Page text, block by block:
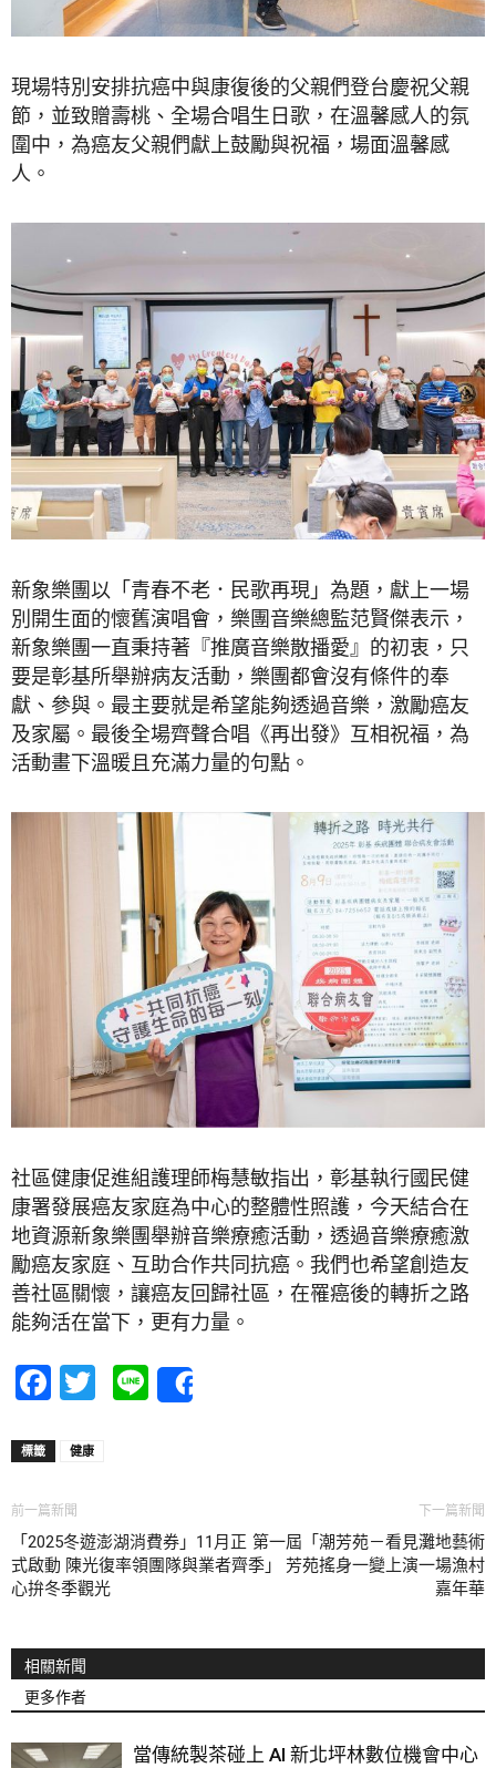
現場特別安排抗癌中與康復後的父親們登台慶祝父親
節，並致贈壽桃、全場合唱生日歌，在溫馨感人的氛
圍中，為癌友父親們獻上鼓勵與祝福，場面溫馨感
人。
新象樂團以「青春不老．民歌再現」為題，獻上一場
別開生面的懷舊演唱會，樂團音樂總監范賢傑表示，
新象樂團一直秉持著『推廣音樂散播愛』的初衷，只
要是彰基所舉辦病友活動，樂團都會沒有條件的奉
獻、參與。最主要就是希望能夠透過音樂，激勵癌友
及家屬。最後全場齊聲合唱《再出發》互相祝福，為
活動畫下溫暖且充滿力量的句點。
社區健康促進組護理師梅慧敏指出，彰基執行國民健
康署發展癌友家庭為中心的整體性照護，今天結合在
地資源新象樂團舉辦音樂療癒活動，透過音樂療癒激
勵癌友家庭、互助合作共同抗癌。我們也希望創造友
善社區關懷，讓癌友回歸社區，在罹癌後的轉折之路
能夠活在當下，更有力量。
Facebook
Twitter
Line
標籤 健康
前一篇新聞
「2025冬遊澎湖消費券」11月正
式啟動 陳光復率領團隊與業者齊
心拚冬季觀光
下一篇新聞
第一屆「潮芳苑－看見灘地藝術
季」 芳苑搖身一變上演一場漁村
嘉年華
相關新聞
更多作者
當傳統製茶碰上 AI 新北坪林數位機會中心